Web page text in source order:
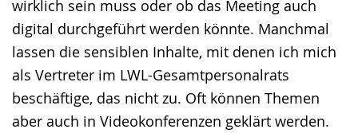
wirklich sein muss oder ob das Meeting auch
digital durchgeführt werden könnte. Manchmal
lassen die sensiblen Inhalte, mit denen ich mich
als Vertreter im LWL-Gesamtpersonalrats
beschäftige, das nicht zu. Oft können Themen
aber auch in Videokonferenzen geklärt werden.